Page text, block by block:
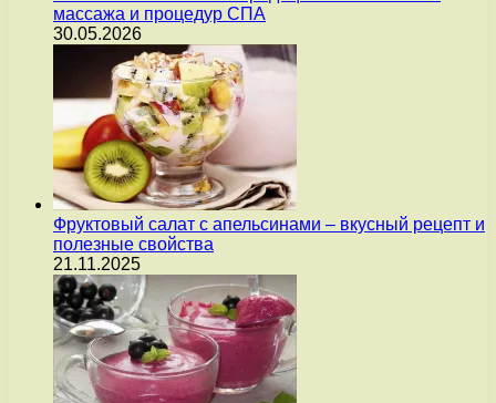
массажа и процедур СПА
30.05.2026
Фруктовый салат с апельсинами – вкусный рецепт и
полезные свойства
21.11.2025